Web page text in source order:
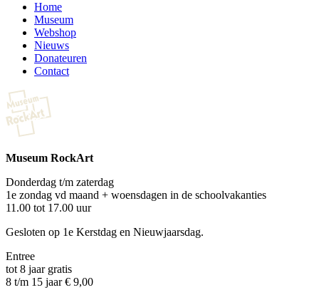
Home
Museum
Webshop
Nieuws
Donateuren
Contact
Museum RockArt
Donderdag t/m zaterdag
1e zondag vd maand + woensdagen in de schoolvakanties
11.00 tot 17.00 uur
Gesloten op 1e Kerstdag en Nieuwjaarsdag.
Entree
tot 8 jaar gratis
8 t/m 15 jaar € 9,00